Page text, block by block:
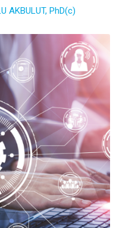
AKBULUT, PhD(c)